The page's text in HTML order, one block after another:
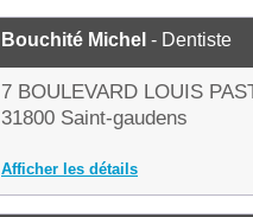
Bouchité Michel - Dentiste
7 BOULEVARD LOUIS
31800 Saint-gaudens
Afficher les détails